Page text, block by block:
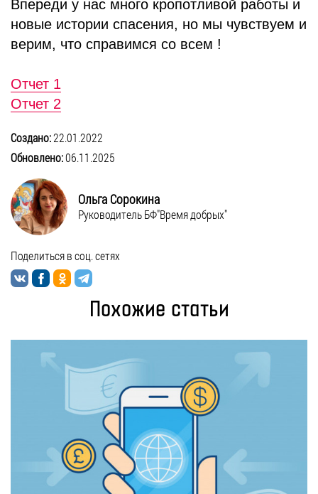
Впереди у нас много кропотливой работы и
новые истории спасения, но мы чувствуем и
верим, что справимся со всем !
Отчет 1
Отчет 2
Создано:22.01.2022
Обновлено:06.11.2025
Ольга Сорокина
Руководитель БФ"Время добрых"
Поделиться в соц. сетях
Похожие статьи